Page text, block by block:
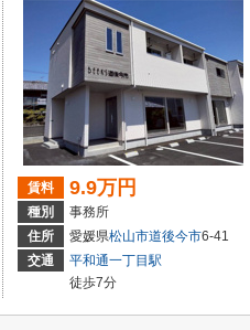
賃料 9.9万円
種別
事務所
住所
愛媛県松山市道後今市6-41
交通
平和通一丁目駅
徒歩7分